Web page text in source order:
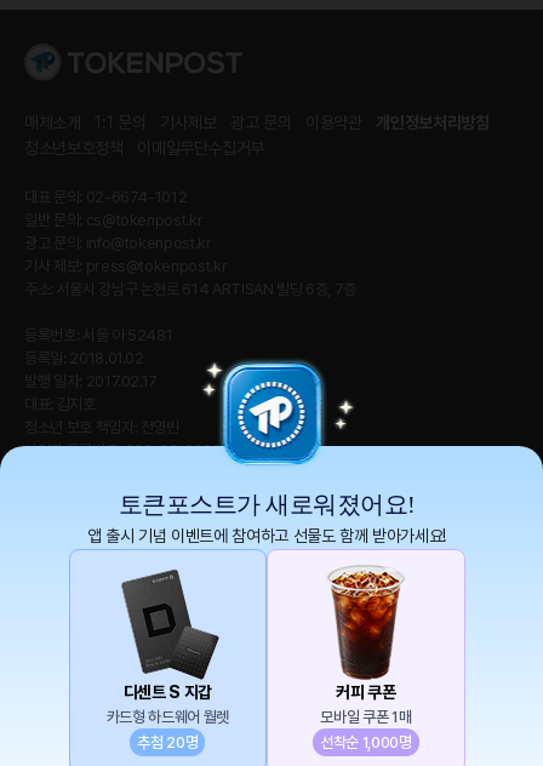
매체소개 1:1 문의 기사제보 광고 문의 이용약관
개인정보처리방침
청소년보호정책
이메일무단수집거부
대표 문의: 02-6674-1012
일반 문의: cs@tokenpost.kr
광고 문의:
info@tokenpost.kr
기사 제보: press@tokenpost.kr
주소: 서울시 강남구 논현로 614 ARTISAN 빌딩 6층, 7층
등록번호: 서울 아 52481
등록일: 2018.01.02
발행 일자: 2017.02.17
대표: 김지호
청소년 보호 책임자: 전영빈
사업자 등록번호: 232-88-00885
직업정보제공사업신고번호 : J1204020230009
토큰포스트(tokenpost)의 모든 컨텐츠는 저작권 법의 보호를 받는 바, 무단 전재, 복
Copyright ⓒ 2026 토큰포스트. All Rights Reserved.
토큰포스트가 새로워졌어요!
앱 출시 기념 이벤트에 참여하고 선물도 함께 받아가세요!
디센트 S 지갑
카드형 하드웨어 월렛
추첨 20명
커피 쿠폰
모바일 쿠폰 1매
선착순 1,000명